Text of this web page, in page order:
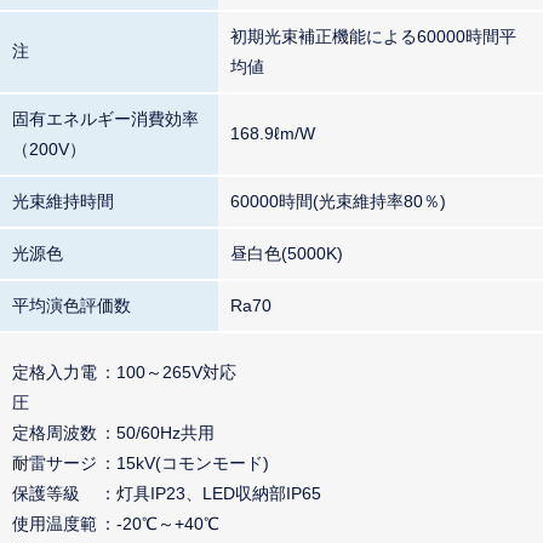
注
初期光束補正機能による60000時間平
均値
固有エネルギー消費効率
（200V）
168.9ℓm/W
光束維持時間 60000時間(光束維持率80％)
光源色 昼白色(5000K)
平均演色評価数 Ra70
定格入力電
圧
100～265V対応
定格周波数
50/60Hz共用
耐雷サージ
15kV(コモンモード)
保護等級
灯具IP23、LED収納部IP65
使用温度範
-20℃～+40℃